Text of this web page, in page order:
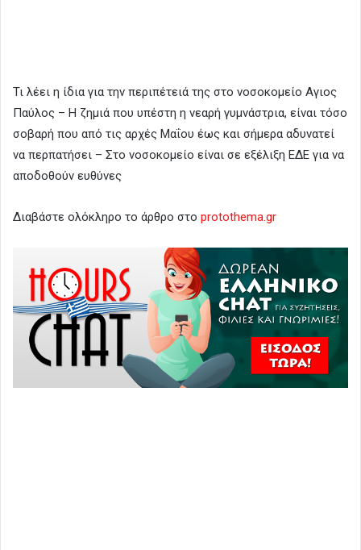
Τι λέει η ίδια για την περιπέτειά της στο νοσοκομείο Αγιος
Παύλος – Η ζημιά που υπέστη η νεαρή γυμνάστρια, είναι τόσο
σοβαρή που από τις αρχές Μαΐου έως και σήμερα αδυνατεί
να περπατήσει – Στο νοσοκομείο είναι σε εξέλιξη ΕΔΕ για να
αποδοθούν ευθύνες
Διαβάστε ολόκληρο το άρθρο στο protothema.gr